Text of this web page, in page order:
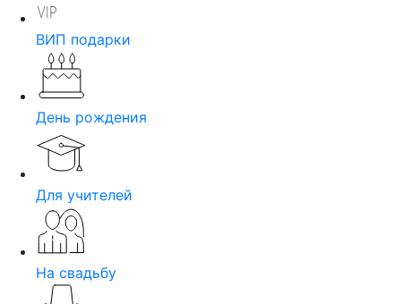
ВИП подарки
День рождения
Для учителей
На свадьбу